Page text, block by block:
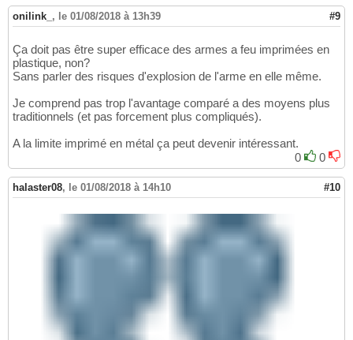
onilink_ , le 01/08/2018 à 13h39 #9
Ça doit pas être super efficace des armes a feu imprimées en
plastique, non?
Sans parler des risques d'explosion de l'arme en elle même.
Je comprend pas trop l'avantage comparé a des moyens plus
traditionnels (et pas forcement plus compliqués).
A la limite imprimé en métal ça peut devenir intéressant.
0
0
halaster08, le 01/08/2018 à 14h10 #10